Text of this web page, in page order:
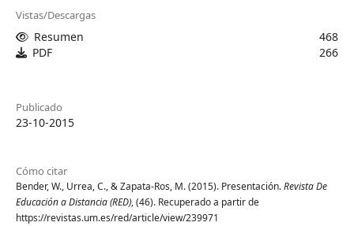
Vistas/Descargas
Resumen
468
PDF
266
Publicado
23-10-2015
Cómo citar
Bender, W., Urrea, C., & Zapata-Ros, M. (2015). Presentación.Revista De
Educación a Distancia (RED), (46). Recuperado a partir de
https://revistas.um.es/red/article/view/239971